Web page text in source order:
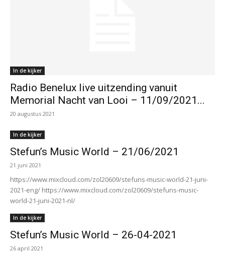
In de kijker
Radio Benelux live uitzending vanuit
Memorial Nacht van Looi – 11/09/2021...
20 augustus 2021
In de kijker
Stefun’s Music World – 21/06/2021
21 juni 2021
https://www.mixcloud.com/zol20609/stefuns-music-world-21-juni-
2021-eng/ https://www.mixcloud.com/zol20609/stefuns-music-
world-21-juni-2021-nl/
In de kijker
Stefun’s Music World – 26-04-2021
26 april 2021